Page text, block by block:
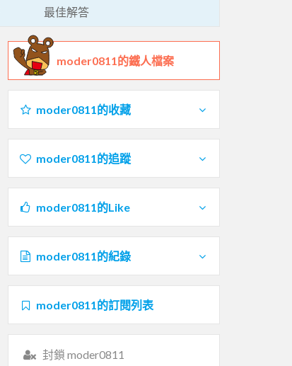
最佳解答
moder0811的鐵人檔案
moder0811的收藏
moder0811的追蹤
moder0811的Like
moder0811的紀錄
moder0811的訂閱列表
封鎖 moder0811